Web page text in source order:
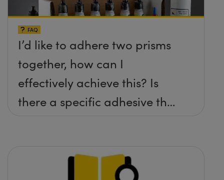
FAQ
I’d like to adhere two prisms
together, how can I
effectively achieve this? Is
there a specific adhesive that